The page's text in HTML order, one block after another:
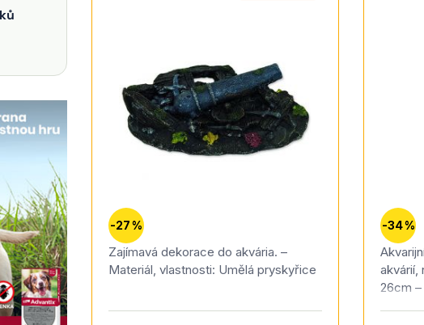
-27 %
Zajímavá dekorace do akvária. –
Materiál, vlastnosti: Umělá pryskyřice
-34 %
akvárií,
26cm